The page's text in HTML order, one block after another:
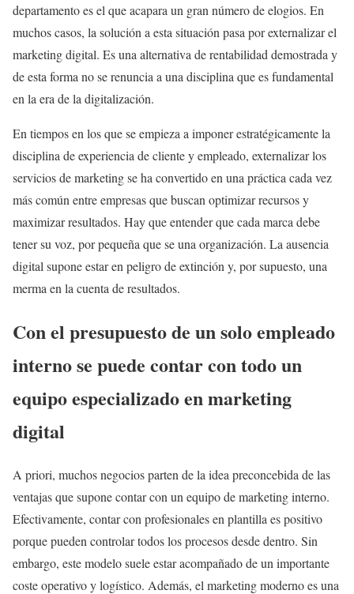
departamento es el que acapara un gran número de elogios. En
muchos casos, la solución a esta situación pasa por externalizar el
marketing digital. Es una alternativa de rentabilidad demostrada y
de esta forma no se renuncia a una disciplina que es fundamental
en la era de la digitalización.
En tiempos en los que se empieza a imponer estratégicamente la
disciplina de experiencia de cliente y empleado, externalizar los
servicios de marketing se ha convertido en una práctica cada vez
más común entre empresas que buscan optimizar recursos y
maximizar resultados. Hay que entender que cada marca debe
tener su voz, por pequeña que se una organización. La ausencia
digital supone estar en peligro de extinción y, por supuesto, una
merma en la cuenta de resultados.
Con el presupuesto de un solo empleado
interno se puede contar con todo un
equipo especializado en marketing
digital
A priori, muchos negocios parten de la idea preconcebida de las
ventajas que supone contar con un equipo de marketing interno.
Efectivamente, contar con profesionales en plantilla es positivo
porque pueden controlar todos los procesos desde dentro. Sin
embargo, este modelo suele estar acompañado de un importante
coste operativo y logístico. Además, el marketing moderno es una